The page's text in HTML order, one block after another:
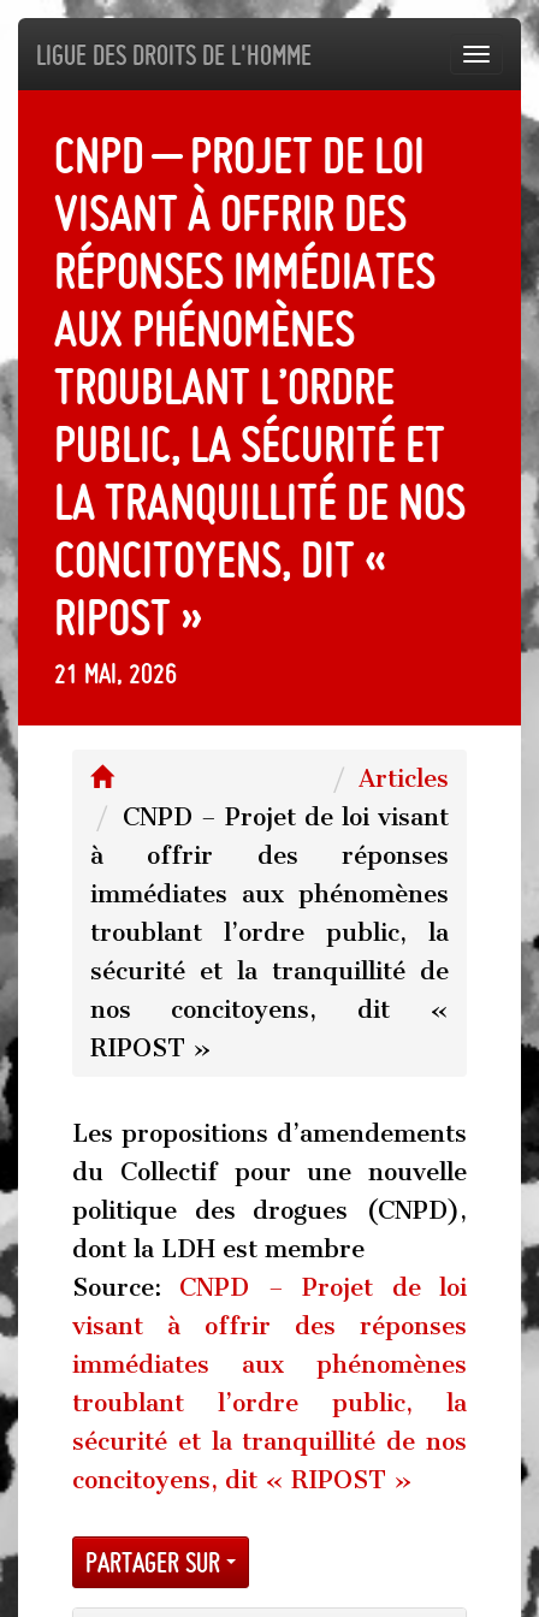
Ligue des droits de l'Homme
CNPD – Projet de loi
visant à offrir des
réponses immédiates
aux phénomènes
troublant l’ordre
public, la sécurité et
la tranquillité de nos
concitoyens, dit «
RIPOST »
21 mai, 2026
Articles
CNPD – Projet de loi visant
à offrir des réponses
immédiates aux phénomènes
troublant l’ordre public, la
sécurité et la tranquillité de
nos concitoyens, dit «
RIPOST »
Les propositions d’amendements
du Collectif pour une nouvelle
politique des drogues (CNPD),
dont la LDH est membre
Source: CNPD – Projet de loi
visant à offrir des réponses
immédiates aux phénomènes
troublant l’ordre public, la
sécurité et la tranquillité de nos
concitoyens, dit « RIPOST »
Partager sur